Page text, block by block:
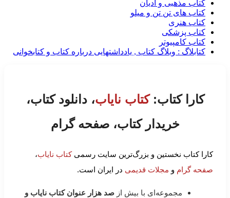
کتاب مذهبی و ادیان
کتاب های تن تن و میلو
کتاب هنری
کتاب پزشکی
کتاب کامپیوتر
کتابلاگ : وبلاگ کتاب , یادداشتهایی درباره کتاب و کتابخوانی
کارا کتاب:کتاب نایاب، دانلود کتاب،
خریدار کتاب، صفحه گرام
کارا کتاب نخستین و بزرگ‌ترین سایت رسمیکتاب نایاب،
صفحه گرام و مجلات قدیمی در ایران است.
مجموعه‌ای با بیش از صد هزار عنوان کتاب نایاب و